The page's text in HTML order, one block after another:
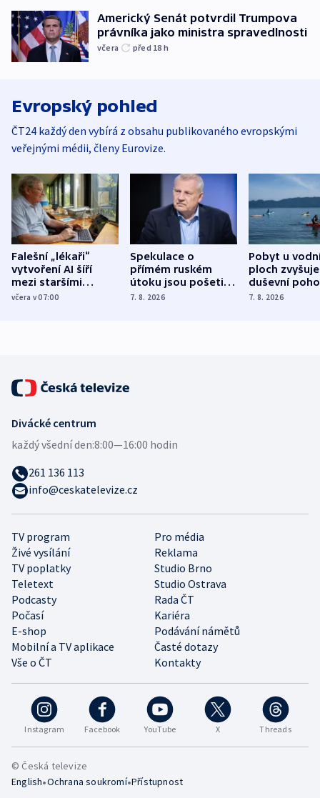
Americký Senát potvrdil Trumpova
právníka jako ministra spravedlnosti
včera před 18 h
Evropský pohled
ČT24 každý den vybírá z obsahu publikovaného evropskými
veřejnými médii, členy Eurovize.
Falešní „lékaři“
vytvoření AI šíří
mezi staršími
Poláky nebezpečné
včera v 07:00
Spekulace o
přímém ruském
útoku jsou pošetilé,
míní estonský
7. 8. 2026
Pobyt u
ploch zvyšuje
duševní
ukázala
7. 8. 2026
Instagram Facebook YouTube X Threads
TV program
Pro média
Živé vysílání
Reklama
TV poplatky
Studio Brno
Teletext
Studio Ostrava
Podcasty
Rada ČT
Počasí
Kariéra
E-shop
Podávání námětů
Mobilní a TV aplikace
Časté dotazy
Vše o ČT
Kontakty
Divácké centrum
každý všední den:8:00—16:00 hodin
261 136 113
info@ceskatelevize.cz
© Česká televize
English•Ochrana soukromí•Přístupnost